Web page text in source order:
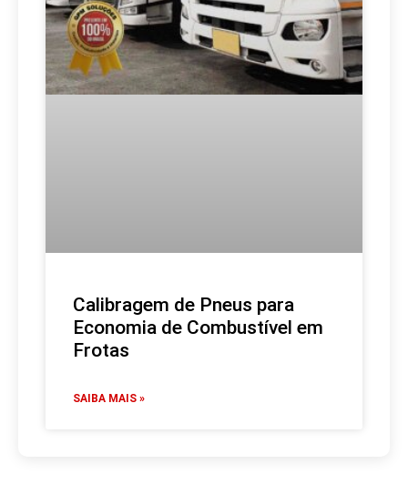
Calibragem de Pneus para
Economia de Combustível em
Frotas
SAIBA MAIS »